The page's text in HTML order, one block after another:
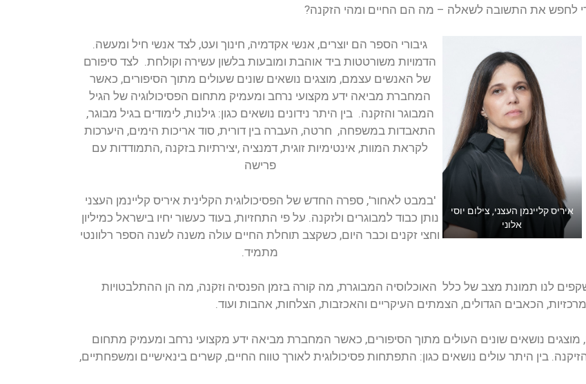
לחפש את התשובה לשאלה – מה הם החיים ומהי הזקנה?
איריס קליינמן העצני, צילום יוסי
אלוני
גיבורי הספר הם יוצרים, אנשי אקדמיה, חינוך ועט, לצד אנשי חיל ומעשה.
הדמויות משורטטות ביד אוהבת ומובעות בלשון עשירה וקולחת. לצד סיפורם
של האנשים עצמם, מוצגים נושאים שונים שעולים מתוך הסיפורים, כאשר
המחברת מביאה ידע מקצועי נרחב ומעמיק מתחום הפסיכולוגיה של הגיל
המבוגר והזקנה. בין היתר נידונים נושאים כגון: גילנות, לימודים בגיל מבוגר,
התאבדות במשפחה, חרטה, העברה בין דורית, סוד אריכות הימים, היערכות
לקראת המוות, אינטימיות זוגית, דמנציה ,יצירתיות בזקנה ,התמודדות עם
פרישה
'במבט לאחור', ספרה החדש של הפסיכולוגית הקלינית איריס קליינמן העצני
נותן כבוד למבוגרים ולזקנה. על פי התחזיות, בעוד כעשור יחיו בישראל כמיליון
וחצי זקנים וכבר היום, כשקצב תוחלת החיים עולה משנה לשנה הספר רלוונטי
מתמיד.
לנו תמונת מצב של כלל האוכלוסיה המבוגרת, מה קורה בזמן הפנסיה וזקנה, מה הן ההתלבטויות
הכאבים הגדולים, הצמתים העיקריים והאכזבות, הצלחות, אהבות ועוד.
נושאים שונים העולים מתוך הסיפורים, כאשר המחברת מביאה ידע מקצועי נרחב ומעמיק מתחום
בין היתר עולים נושאים כגון: התפתחות פסיכולוגית לאורך טווח החיים, קשרים בינאישיים ומשפחתיים,